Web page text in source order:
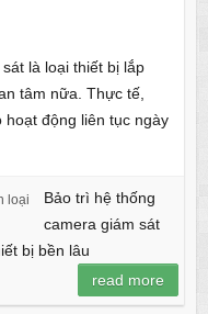
là loại thiết bị lắp
tâm nữa. Thực tế,
động liên tục ngày
loại
Bảo trì hệ thống
camera giám sát
bị bền lâu
read more